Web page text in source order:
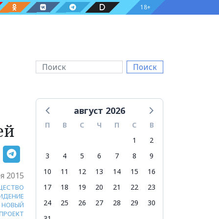
18+
Поиск
2015
НОВЫЙ
август 2026
П В С Ч П С
В
1
2
3
4 5 6 7 8
9
10
11 12 13 14 15
16
17
18 19 20 21 22
23
24
25 26 27 28 29
30